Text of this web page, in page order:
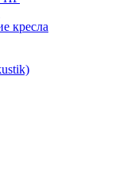
кресла